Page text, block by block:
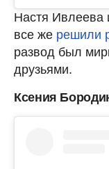
Настя Ивлеева
все же решили
развод был
друзьями.
Ксения